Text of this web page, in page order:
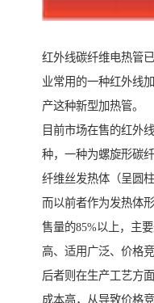
红外线碳纤维电热管
业常用的一种红外线
产这种新型加热管。
目前市场在售的红外
种，一种为螺旋形碳
纤维丝发热体（呈圆柱
而以前者作为发热体
售量的85%以上，主
高、适用广泛、价格竞
后者则在生产工艺方
成本高，从导致价格